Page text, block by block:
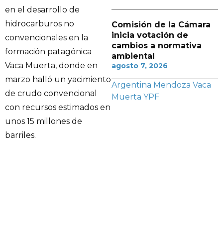
en el desarrollo de
hidrocarburos no
convencionales en la
formación patagónica
Vaca Muerta, donde en
marzo halló un yacimiento
de crudo convencional
con recursos estimados en
unos 15 millones de
barriles.
Comisión de la Cámara
inicia votación de
cambios a normativa
ambiental
agosto 7, 2026
Argentina Mendoza Vaca
Muerta YPF